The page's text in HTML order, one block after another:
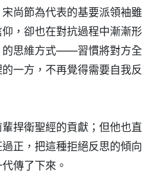
尚節為代表的基要派領袖雖
，卻也在對抗過程中漸漸形
的思維方式——習慣將對方全
一方，不再覺得需要自我反
捍衛聖經的貢獻；但他也直
正，把這種拒絕反思的傾向
傳了下來。